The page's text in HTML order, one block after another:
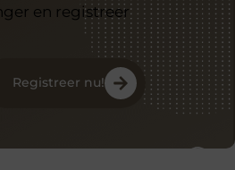
en registreer
Registreer nu!